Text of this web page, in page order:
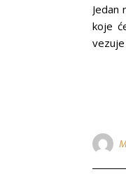
Jedan
koje